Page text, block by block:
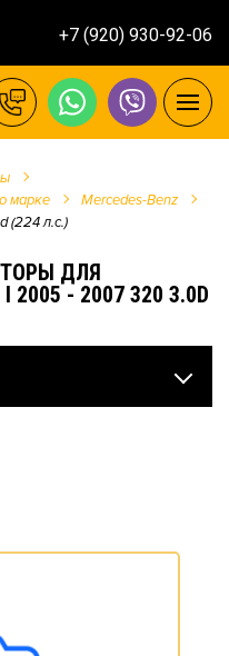
+7 (920) 930-92-06
марке
Mercedes-Benz
(224 л.с.)
ДЛЯ
I 2005 - 2007 320 3.0D